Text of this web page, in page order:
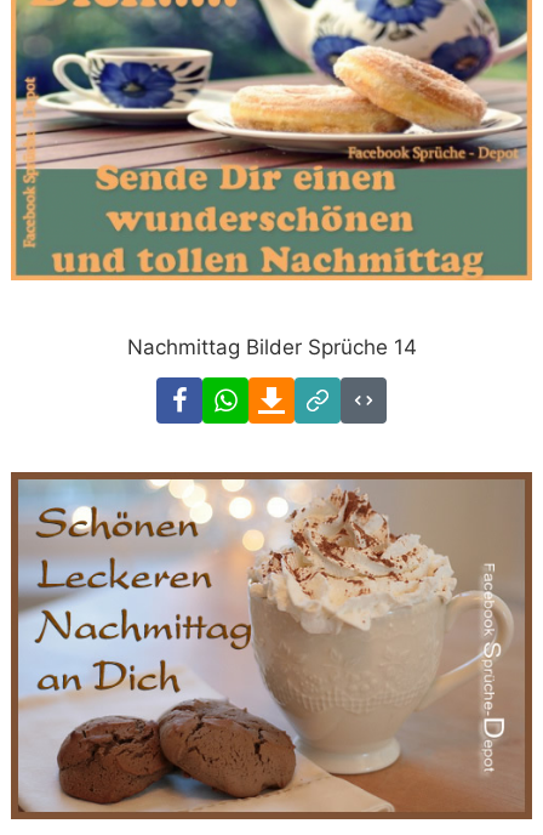
Nachmittag Bilder Sprüche 14
FacebookWhatsAppDownload
Link
Code